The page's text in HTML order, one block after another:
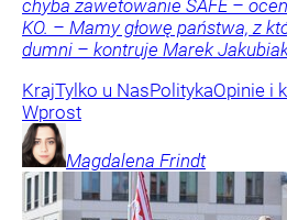
chyba zawetowanie SAFE –
KO. – Mamy głowę państwa, z
dumni – kontruje Marek
KrajTylko u NasPolitykaOpinie i
Wprost
Magdalena Frindt